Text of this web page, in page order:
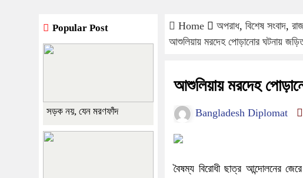
Home অপরাধ, বিশেষ সংবাদ,
আশুলিয়ায় মরদেহ পোড়ানোর ঘটনায়
আশুলিয়ায় মরদেহ
Bangladesh Diplomat
বৈষম্য বিরোধী ছাত্র আন্দোলনের
Popular Post
সড়ক নয়, যেন মরণফাঁদ